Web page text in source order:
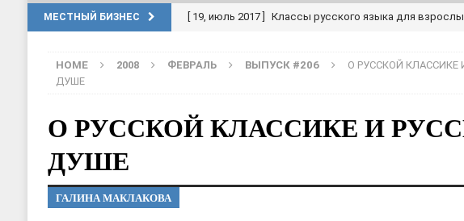
МЕСТНЫЙ БИЗНЕС [ 19, июль 2017 ] Классы русского языка для
[ 19, июль 2017 ] Школа русского языка при
[ 17, июнь 2026 ] Sophia Dance ТАНЦЕВАЛЬНЫЕ
HOME 2008 ФЕВРАЛЬ ВЫПУСК #206
О РУССКОЙ КЛАССИКЕ
ДУШЕ
О РУССКОЙ КЛАССИКЕ И
ДУШЕ
ГАЛИНА МАКЛАКОВА